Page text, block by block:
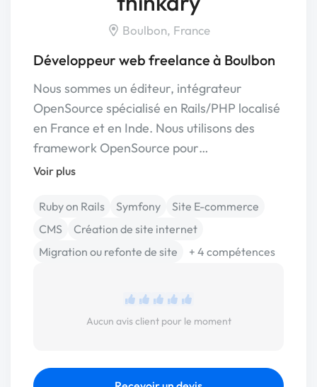
Boulbon, France
Développeur web freelance à Boulbon
Nous sommes un éditeur, intégrateur
OpenSource spécialisé en Rails/PHP localisé
en France et en Inde. Nous utilisons des
framework OpenSource pour…
Voir plus
Ruby on Rails Symfony
Site E-commerce
CMS
Création de site internet
Migration ou refonte de site
+ 4 compétences
Aucun avis client pour le moment